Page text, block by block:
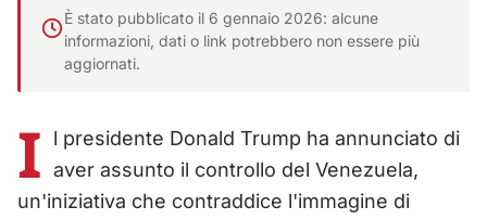
È stato pubblicato il 6 gennaio 2026: alcune
informazioni, dati o link potrebbero non essere più
aggiornati.
I
l presidente Donald Trump ha annunciato di
aver assunto il controllo del Venezuela,
un'iniziativa che contraddice l'immagine di